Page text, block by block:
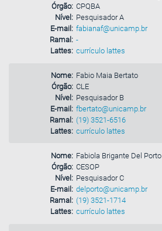
Órgão: CPQBA
Nível: Pesquisador A
E-mail: fabianaf@unicamp.br
Ramal: -
Lattes: currículo lattes
Nome: Fabio Maia Bertato
Órgão: CLE
Nível: Pesquisador B
E-mail: fbertato@unicamp.br
Ramal: (19) 3521-6516
Lattes: currículo lattes
Nome: Fabiola Brigante Del Porto
Órgão: CESOP
Nível: Pesquisador C
E-mail: delporto@unicamp.br
Ramal: (19) 3521-1714
Lattes: currículo lattes